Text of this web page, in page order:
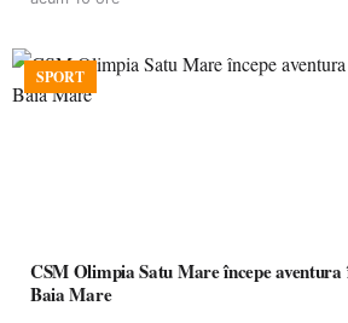
SPORT
CSM Olimpia Satu Mare începe aventura în Cupa României la
Baia Mare